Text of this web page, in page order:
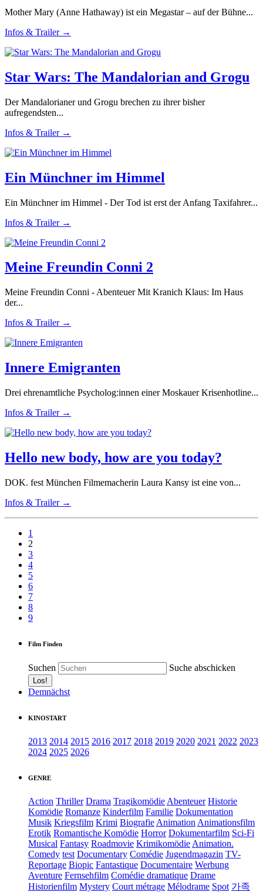
Mother Mary (Anne Hathaway) ist ein Megastar – auf der Bühne...
Infos & Trailer →
Star Wars: The Mandalorian and Grogu
Der Mandalorianer und Grogu brechen zu ihrer bisher
aufregendsten...
Infos & Trailer →
Ein Münchner im Himmel
Ein Münchner im Himmel - Der Tod ist erst der Anfang Taxifahrer...
Infos & Trailer →
Meine Freundin Conni 2
Meine Freundin Conni - Abenteuer Mit Kranich Klaus: Im Haus
der...
Infos & Trailer →
Innere Emigranten
Drei ehrenamtliche Psycholog:innen einer Moskauer Krisenhotline...
Infos & Trailer →
Hello new body, how are you today?
DOK. fest München Filmemacherin Laura Kansy ist eine von...
Infos & Trailer →
1
2
3
4
5
6
7
8
9
Film Finden
Suchen Suche abschicken
Demnächst
KINOSTART
2013 2014 2015 2016 2017 2018 2019 2020 2021 2022 2023
2024 2025 2026
GENRE
Action Thriller Drama Tragikomödie Abenteuer Historie
Komödie Romanze Kinderfilm Familie Dokumentation
Musik Kriegsfilm Krimi Biografie Animation Animationsfilm
Erotik Romantische Komödie Horror Dokumentarfilm Sci-Fi
Musical Fantasy Roadmovie Krimikomödie Animation.
Comedy test Documentary Comédie Jugendmagazin TV-
Reportage Biopic Fantastique Documentaire Werbung
Aventure Fernsehfilm Comédie dramatique Drame
Historienfilm Mystery Court métrage Mélodrame Spot 가족